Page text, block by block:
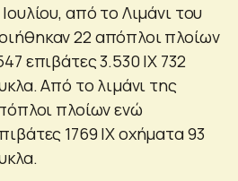
από το Λιμάνι του
22 απόπλοι πλοίων
επιβάτες 3.530 ΙΧ 732
Από το λιμάνι της
πλοίων ενώ
1769 ΙΧ οχήματα 93